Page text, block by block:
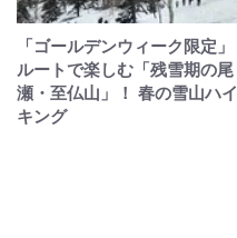
「ゴールデンウィーク限定」
ルートで楽しむ「残雪期の尾
瀬・至仏山」！ 春の雪山ハイ
キング